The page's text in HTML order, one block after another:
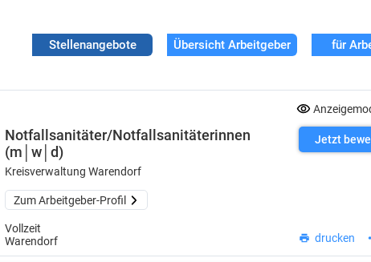
Stellenangebote Übersicht Arbeitgeber für
Notfallsanitäter/Notfallsanitäterinnen
(m│w│d)
Kreisverwaltung Warendorf
Zum Arbeitgeber-Profil
Vollzeit
Warendorf
Jetzt
drucken